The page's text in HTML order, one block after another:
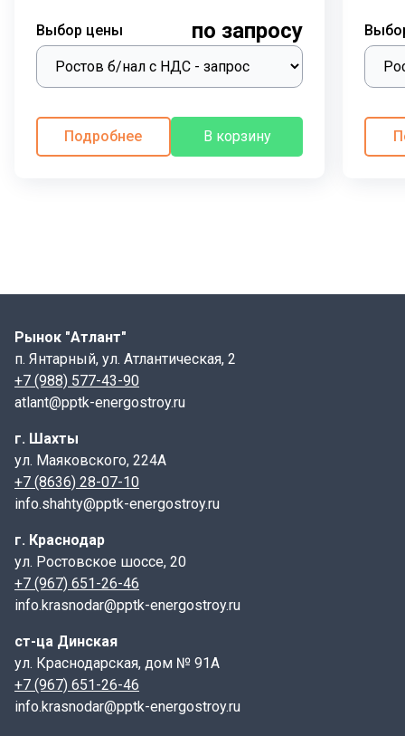
Выбор цены по запросу
Подробнее В корзину
Рынок "Атлант"
п. Янтарный, ул. Атлантическая, 2
+7 (988) 577-43-90
atlant@pptk-energostroy.ru
г. Шахты
ул. Маяковского, 224А
+7 (8636) 28-07-10
info.shahty@pptk-energostroy.ru
г. Краснодар
ул. Ростовское шоссе, 20
+7 (967) 651-26-46
info.krasnodar@pptk-energostroy.ru
ст-ца Динская
ул. Краснодарская, дом № 91А
+7 (967) 651-26-46
info.krasnodar@pptk-energostroy.ru